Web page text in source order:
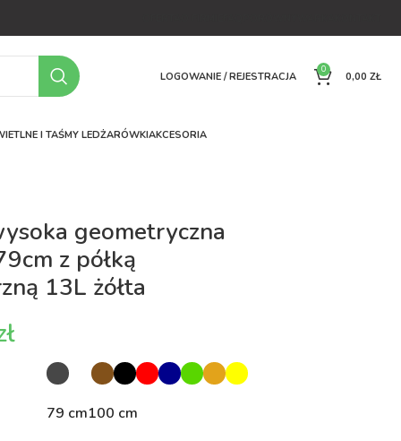
LOGOWANIE / REJESTRACJA
0
0,00 ZŁ
I TAŚMY LEDŻARÓWKIAKCESORIA
geometryczna
z półką
13L żółta
79 cm100 cm